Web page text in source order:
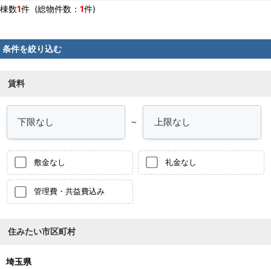
棟数1件 (総物件数： 1件)
条件を絞り込む
賃料
～
敷金なし 礼金なし
管理費・共益費込み
住みたい市区町村
埼玉県